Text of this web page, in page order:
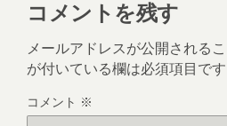
コメントを残す
メールアドレスが公開されるこ
が付いている欄は必須項目です
コメント ※